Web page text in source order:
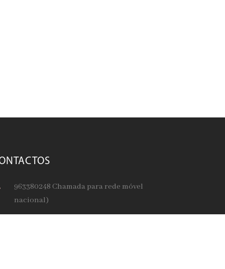
963380248 Chamada para rede móvel
nacional)